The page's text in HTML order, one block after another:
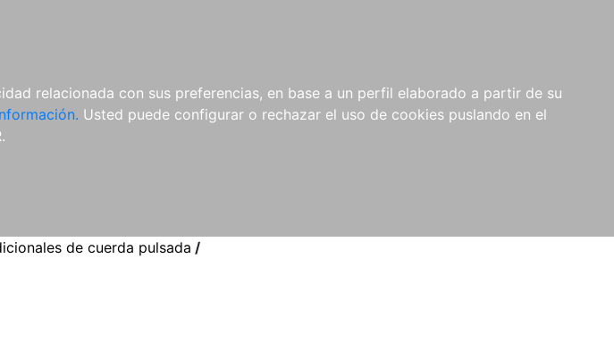
relacionada con sus preferencias, en base a un perfil elaborado a partir de su
Usted puede configurar o rechazar el uso de cookies puslando en el
MATERIAL
COMPLEMENTARIO
NOVEDADES NOTICIAS
COMPRAS
INSTITUCIONALES
de cuerda pulsada /